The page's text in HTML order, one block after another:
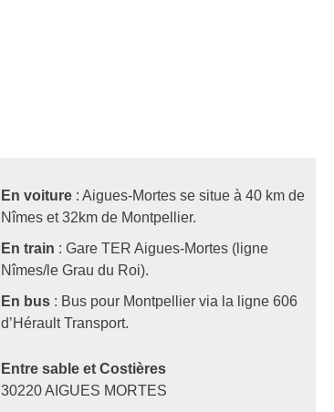
En voiture: Aigues-Mortes se situe à 40 km de
Nîmes et 32km de Montpellier.
En train : Gare TER Aigues-Mortes (ligne
Nîmes/le Grau du Roi).
En bus: Bus pour Montpellier via la ligne 606
d’Hérault Transport.
Entre sable et Costières
30220 AIGUES MORTES